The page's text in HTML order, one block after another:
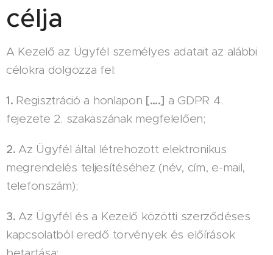
célja
A Kezelő az Ügyfél személyes adatait az alábbi
célokra dolgozza fel:
1. Regisztráció a honlapon [….] a GDPR 4.
fejezete 2. szakaszának megfelelően;
2. Az Ügyfél által létrehozott elektronikus
megrendelés teljesítéséhez (név, cím, e-mail,
telefonszám);
3. Az Ügyfél és a Kezelő közötti szerződéses
kapcsolatból eredő törvények és előírások